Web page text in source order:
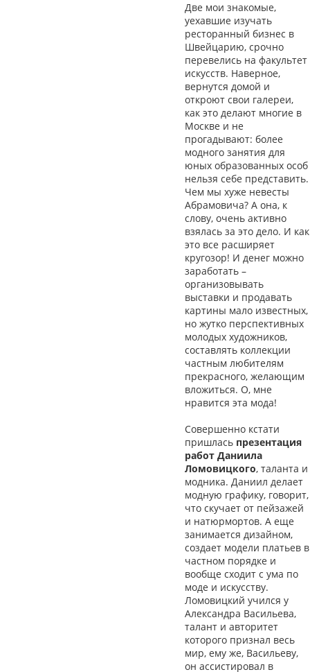
Две мои знакомые,
уехавшие изучать
ресторанный бизнес в
Швейцарию, срочно
перевелись на факультет
искусств. Наверное,
вернутся домой и
откроют свои галереи,
как это делают многие в
Москве и не
прогадывают: более
модного занятия для
юных образованных особ
нельзя себе представить.
Чем мы хуже невесты
Абрамовича? А она, к
слову, очень активно
взялась за это дело. И как
это все расширяет
кругозор! И денег можно
заработать –
организовывать
выставки и продавать
картины мало известных,
но жутко перспективных
молодых художников,
составлять коллекции
частным любителям
прекрасного, желающим
вложиться. О, мне
нравится эта мода!
Совершенно кстати
пришлась презентация
работ Даниила
Ломовицкого, таланта и
модника. Даниил делает
модную графику, говорит,
что скучает от пейзажей
и натюрмортов. А еще
занимается дизайном,
создает модели платьев в
частном порядке и
вообще сходит с ума по
моде и искусству.
Ломовицкий учился у
Александра Васильева,
талант и авторитет
которого признал весь
мир, ему же, Васильеву,
он ассистировал в